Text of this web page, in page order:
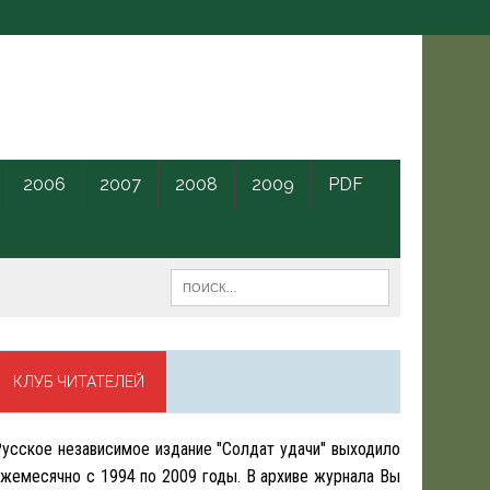
2006 2007 2008 2009 PDF
КЛУБ ЧИТАТЕЛЕЙ
независимое издание "Солдат удачи" выходило
с 1994 по 2009 годы. В архиве журнала Вы